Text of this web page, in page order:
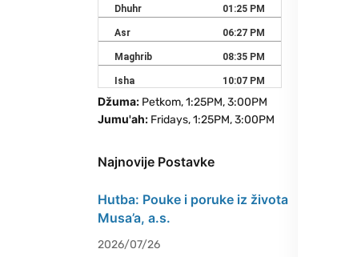
Džuma: Petkom, 1:25PM, 3:00PM
Jumu'ah: Fridays, 1:25PM, 3:00PM
Najnovije Postavke
Hutba: Pouke i poruke iz života
Musa’a, a.s.
2026/07/26